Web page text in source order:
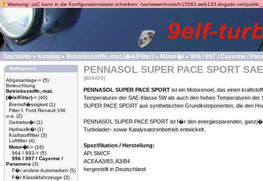
Warnung: osC kann in die Konfigurationsdatei schreiben: /var/www/vhosts/h15583.web133.dogado.net/
Startseite » Katalog » Betriebsstoffe,-mat.(�le/Filter) » Motor�l » 996 / 997 / Cayenne /
Kategorien
Abgasanlage-> (5)
Beleuchtung
Betriebsstoffe,-mat.
(�le/Filter)-> (40)
Bremsfl�ssigkeit (1)
Filter f. Ford,Renault,VW
u.a.
(2)
Getriebe�l (1)
Hydraulik�l (1)
Kraftstofffilter(3)
Luftfilter(4)
Motor�l-> (16)
964 / 993-> (5)
996 / 997 / Cayenne /
Panamera (3)
F�r andere Automarken (5)
F�r Klassikfahrzeuge (3)
PENNASOL SUPER PACE SPORT
[B05405]
PENNASOL SUPER PACE SPORT ist ein Motorenoel, das einen
Temperaturen der SAE-Klasse 5W als auch den hohen Temperaturen
SUPER PACE SPORT aus synthetischen Grundkomponenten, die den
PENNASOL SUPER PACE SPORT ist f�r den energiesparenden,
Turbolader- sowie Katalysatorenbetrieb entwickelt.
Spezifikation / Herstellung:
API SM/CF
ACEA A3/B3, A3/B4
hergestellt in Deutschland